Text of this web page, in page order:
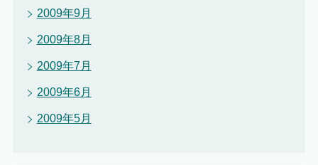
2009年9月
2009年8月
2009年7月
2009年6月
2009年5月